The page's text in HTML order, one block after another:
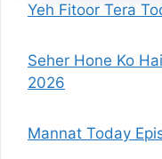
Yeh Fitoor Tera
Seher Hone Ko
2026
Mannat Today